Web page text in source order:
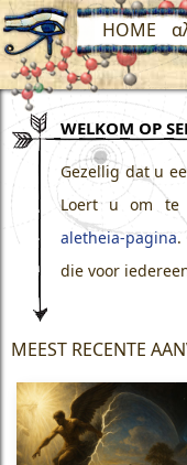
HOME
WELKOM OP
Gezellig dat u
Loert u om te
aletheia-pagina.
die voor
MEEST RECENTE